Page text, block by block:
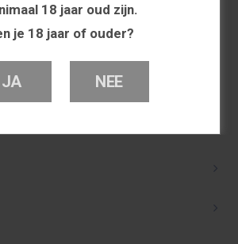
18 jaar oud zijn.
je 18 jaar of ouder?
JA NEE
in Nederland